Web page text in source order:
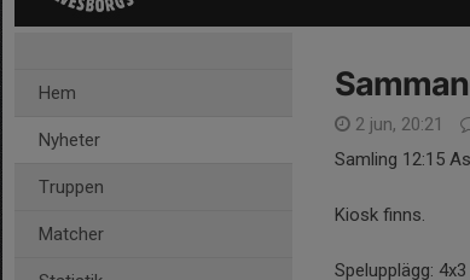
Hem
Nyheter
Truppen
Matcher
2 jun, 20:21
Samling 12:15
Kiosk finns.
Spelupplägg: